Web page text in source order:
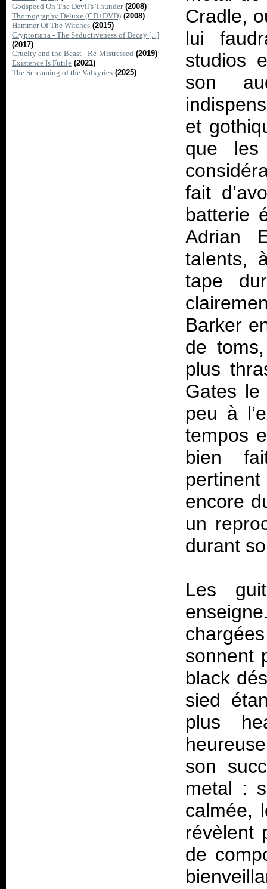
Godspeed On The Devil's Thunder (2008)
Thornography Deluxe (CD+DVD) (2008)
Hammer Of The Witches (2015)
Cryptoriana - The Seductiveness of Decay [...]
(2017)
Cruelty and the Beast - Re-Mistressed (2019)
Existence Is Futile (2021)
The Screaming of the Valkyries (2025)
Cradle,
lui
studios
son
et
que
fait
batterie
Adrian
talents,
tape
Barker
de
plus
Gates le
peu à
tempos
bien
encore
un
durant
Les
sonnent
black
sied
plus
son
metal :
calmée,
révèlent
de